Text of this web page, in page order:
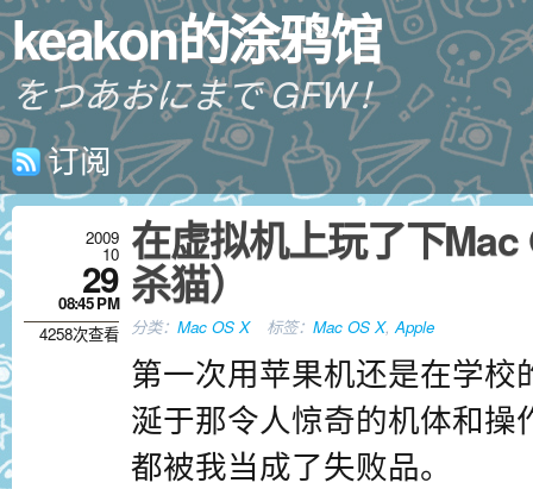
keakon的涂鸦馆
をつあおにまで GFW！
订阅
在虚拟机上玩了下
杀猫）
2009
10
29
08:45 PM
4258次查看
分类： Mac OS X 标签： Mac OS X,Apple
第一次用苹果机还是在学
涎于那令人惊奇的机体和
都被我当成了失败品。